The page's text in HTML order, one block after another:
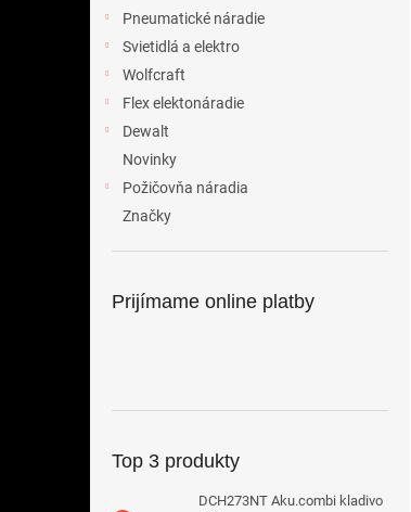
Pneumatické náradie
Svietidlá a elektro
Wolfcraft
Flex elektonáradie
Dewalt
Novinky
Požičovňa náradia
Značky
Prijímame online platby
Top 3 produkty
DCH273NT Aku.combi kladivo